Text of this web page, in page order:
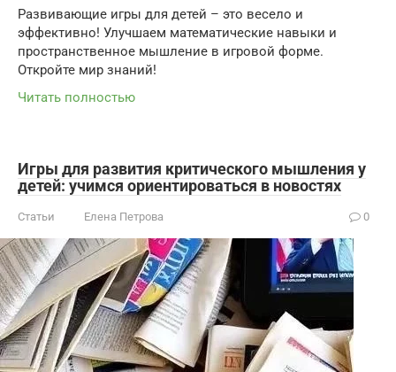
Развивающие игры для детей – это весело и
эффективно! Улучшаем математические навыки и
пространственное мышление в игровой форме.
Откройте мир знаний!
Читать полностью
Игры для развития критического мышления у
детей: учимся ориентироваться в новостях
Статьи Елена Петрова 0